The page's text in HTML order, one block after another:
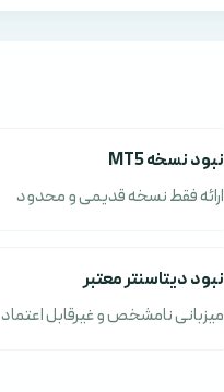
نبود نسخه MT5
ارائه فقط نسخه قدیمی و محدود
نبود دیتاسنتر معتبر
میزبانی نامشخص و غیرقابل اعتماد